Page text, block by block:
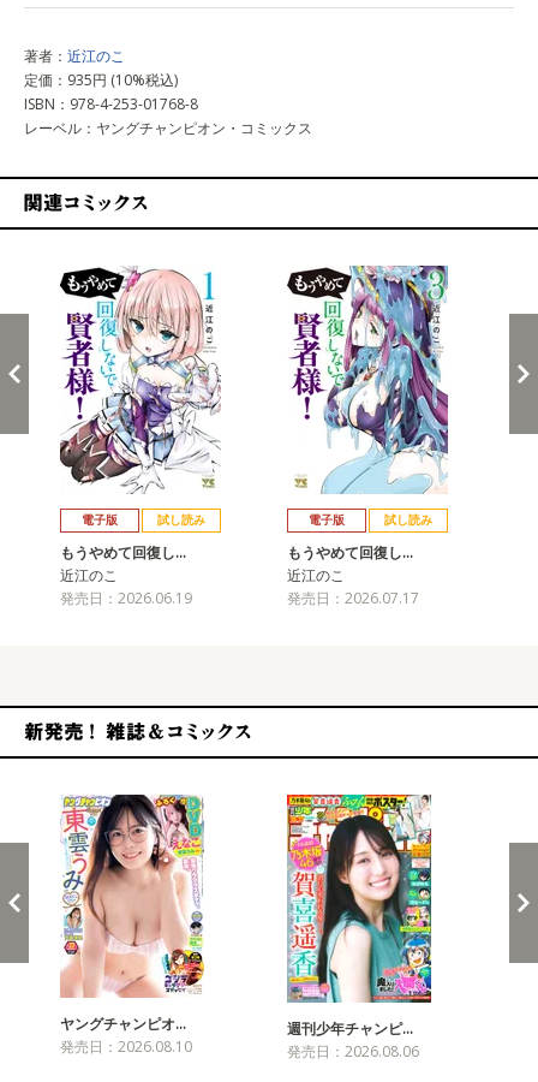
著者： 近江のこ
定価：935円 (10%税込)
ISBN：978-4-253-01768-8
レーベル：ヤングチャンピオン・コミックス
電子版 試し読み
もうやめて回復し…
近江のこ
発売日：2026.06.19
電子版 試し読み
もうやめて回復し…
近江のこ
発売日：2026.07.17
ヤングチャンピオ…
発売日：2026.08.10
週刊少年チャンピ…
発売日：2026.08.06